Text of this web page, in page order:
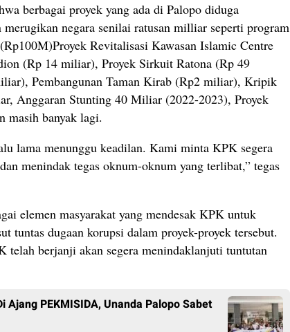
berbagai proyek yang ada di Palopo diduga
merugikan negara senilai ratusan milliar seperti program
Revitalisasi Kawasan Islamic Centre
(Rp 14 miliar), Proyek Sirkuit Ratona (Rp 49
Pembangunan Taman Kirab (Rp2 miliar), Kripik
Anggaran Stunting 40 Miliar (2022-2023), Proyek
masih banyak lagi.
lama menunggu keadilan. Kami minta KPK segera
menindak tegas oknum-oknum yang terlibat,” tegas
elemen masyarakat yang mendesak KPK untuk
tuntas dugaan korupsi dalam proyek-proyek tersebut.
telah berjanji akan segera menindaklanjuti tuntutan
Ajang PEKMISIDA, Unanda Palopo Sabet